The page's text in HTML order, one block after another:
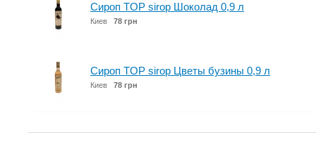
Сироп TOP sirop Шоколад 0,9 л
Киев 78 грн
Сироп TOP sirop Цветы бузины 0,9 л
Киев 78 грн